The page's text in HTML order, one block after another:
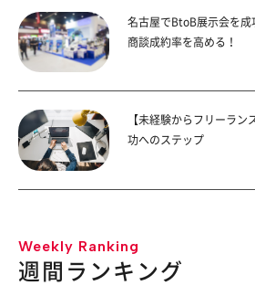
名古屋でBtoB展示会を成
商談成約率を高める！
【未経験からフリーラン
功へのステップ
Weekly Ranking
週間ランキング